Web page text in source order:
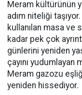
Meram kültürünün
adım niteliği
kullanılan masa ve
kadar pek çok
günlerini yeniden
çayını yudumlayan
Meram gazozu
yeniden hissediyor.